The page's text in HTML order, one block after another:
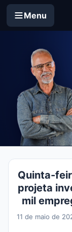
Menu
Quinta-
projeta
mil
11 de maio de